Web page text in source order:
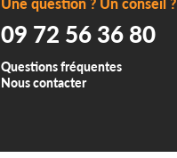
Une question ? Un conseil ?
09 72 56 36 80
Questions fréquentes
Nous contacter